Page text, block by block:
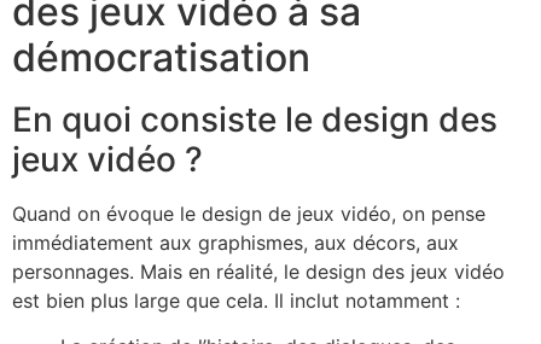
des jeux vidéo à sa
démocratisation
En quoi consiste le design des
jeux vidéo ?
Quand on évoque le design de jeux vidéo, on pense
immédiatement aux graphismes, aux décors, aux
personnages. Mais en réalité, le design des jeux vidéo
est bien plus large que cela. Il inclut notamment :